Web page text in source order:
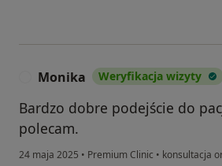
Monika Weryfikacja wizyty
Bardzo dobre podejście do
polecam.
24 maja 2025 • Premium Clinic • konsultacja